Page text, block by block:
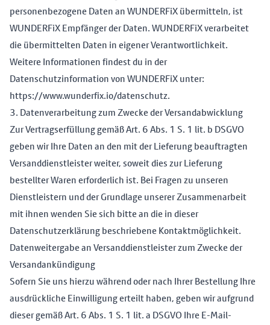
personenbezogene Daten an WUNDERFiX übermitteln, ist
WUNDERFiX Empfänger der Daten. WUNDERFiX verarbeitet
die übermittelten Daten in eigener Verantwortlichkeit.
Weitere Informationen findest du in der
Datenschutzinformation von WUNDERFiX unter:
https://www.wunderfix.io/datenschutz.
3. Datenverarbeitung zum Zwecke der Versandabwicklung
Zur Vertragserfüllung gemäß Art. 6 Abs. 1 S. 1 lit. b DSGVO
geben wir Ihre Daten an den mit der Lieferung beauftragten
Versanddienstleister weiter, soweit dies zur Lieferung
bestellter Waren erforderlich ist. Bei Fragen zu unseren
Dienstleistern und der Grundlage unserer Zusammenarbeit
mit ihnen wenden Sie sich bitte an die in dieser
Datenschutzerklärung beschriebene Kontaktmöglichkeit.
Datenweitergabe an Versanddienstleister zum Zwecke der
Versandankündigung
Sofern Sie uns hierzu während oder nach Ihrer Bestellung Ihre
ausdrückliche Einwilligung erteilt haben, geben wir aufgrund
dieser gemäß Art. 6 Abs. 1 S. 1 lit. a DSGVO Ihre E-Mail-